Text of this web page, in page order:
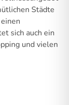
Städte
sich auch ein
und vielen